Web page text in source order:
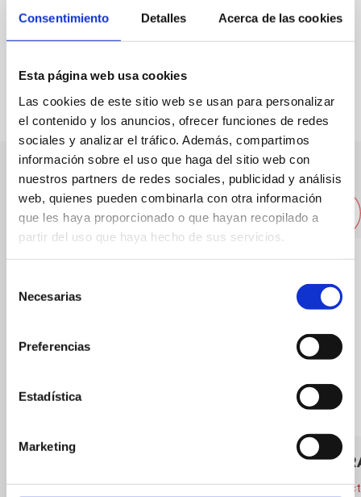
Consentimiento Detalles Acerca de las cookies
Esta página web usa cookies
Las cookies de este sitio web se usan para personalizar
el contenido y los anuncios, ofrecer funciones de redes
sociales y analizar el tráfico. Además, compartimos
información sobre el uso que haga del sitio web con
nuestros partners de redes sociales, publicidad y análisis
web, quienes pueden combinarla con otra información
que les haya proporcionado o que hayan recopilado a
partir del uso que haya hecho de sus servicios.
Necesarias
Preferencias
Estadística
Marketing
Altres restaurants pròxims
Cuina